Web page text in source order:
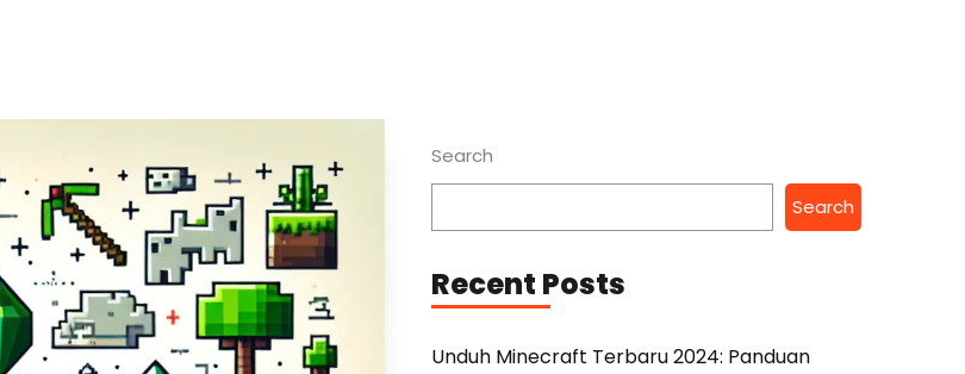
Search
Search
Recent Posts
Unduh Minecraft Terbaru 2024: Panduan